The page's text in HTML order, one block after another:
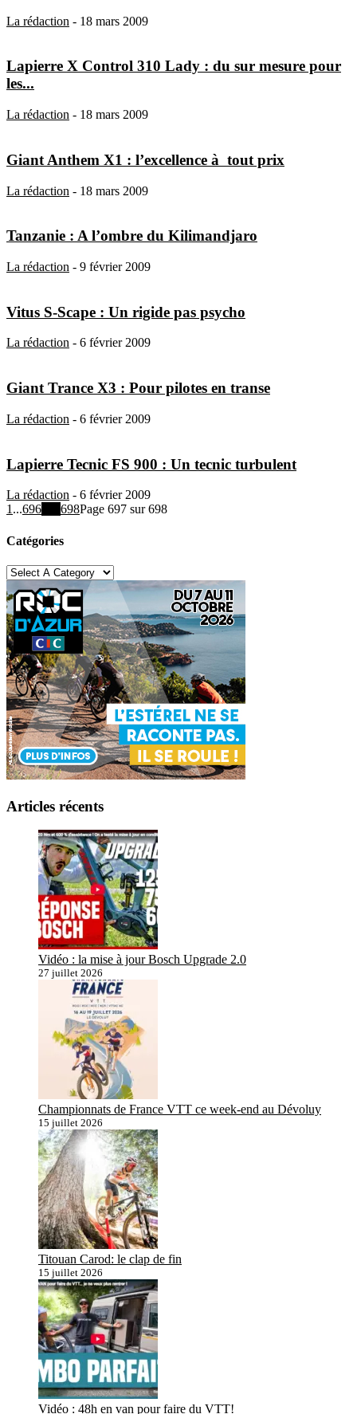
La rédaction - 18 mars 2009
Lapierre X Control 310 Lady : du sur mesure pour
les...
La rédaction - 18 mars 2009
Giant Anthem X1 : l’excellence à tout prix
La rédaction - 18 mars 2009
Tanzanie : A l’ombre du Kilimandjaro
La rédaction - 9 février 2009
Vitus S-Scape : Un rigide pas psycho
La rédaction - 6 février 2009
Giant Trance X3 : Pour pilotes en transe
La rédaction - 6 février 2009
Lapierre Tecnic FS 900 : Un tecnic turbulent
La rédaction - 6 février 2009
1 ...696 698Page 697 sur 698
Catégories
Articles récents
Vidéo : la mise à jour Bosch Upgrade 2.0
27 juillet 2026
Championnats de France VTT ce week-end au Dévoluy
15 juillet 2026
Titouan Carod: le clap de fin
15 juillet 2026
Vidéo : 48h en van pour faire du VTT!